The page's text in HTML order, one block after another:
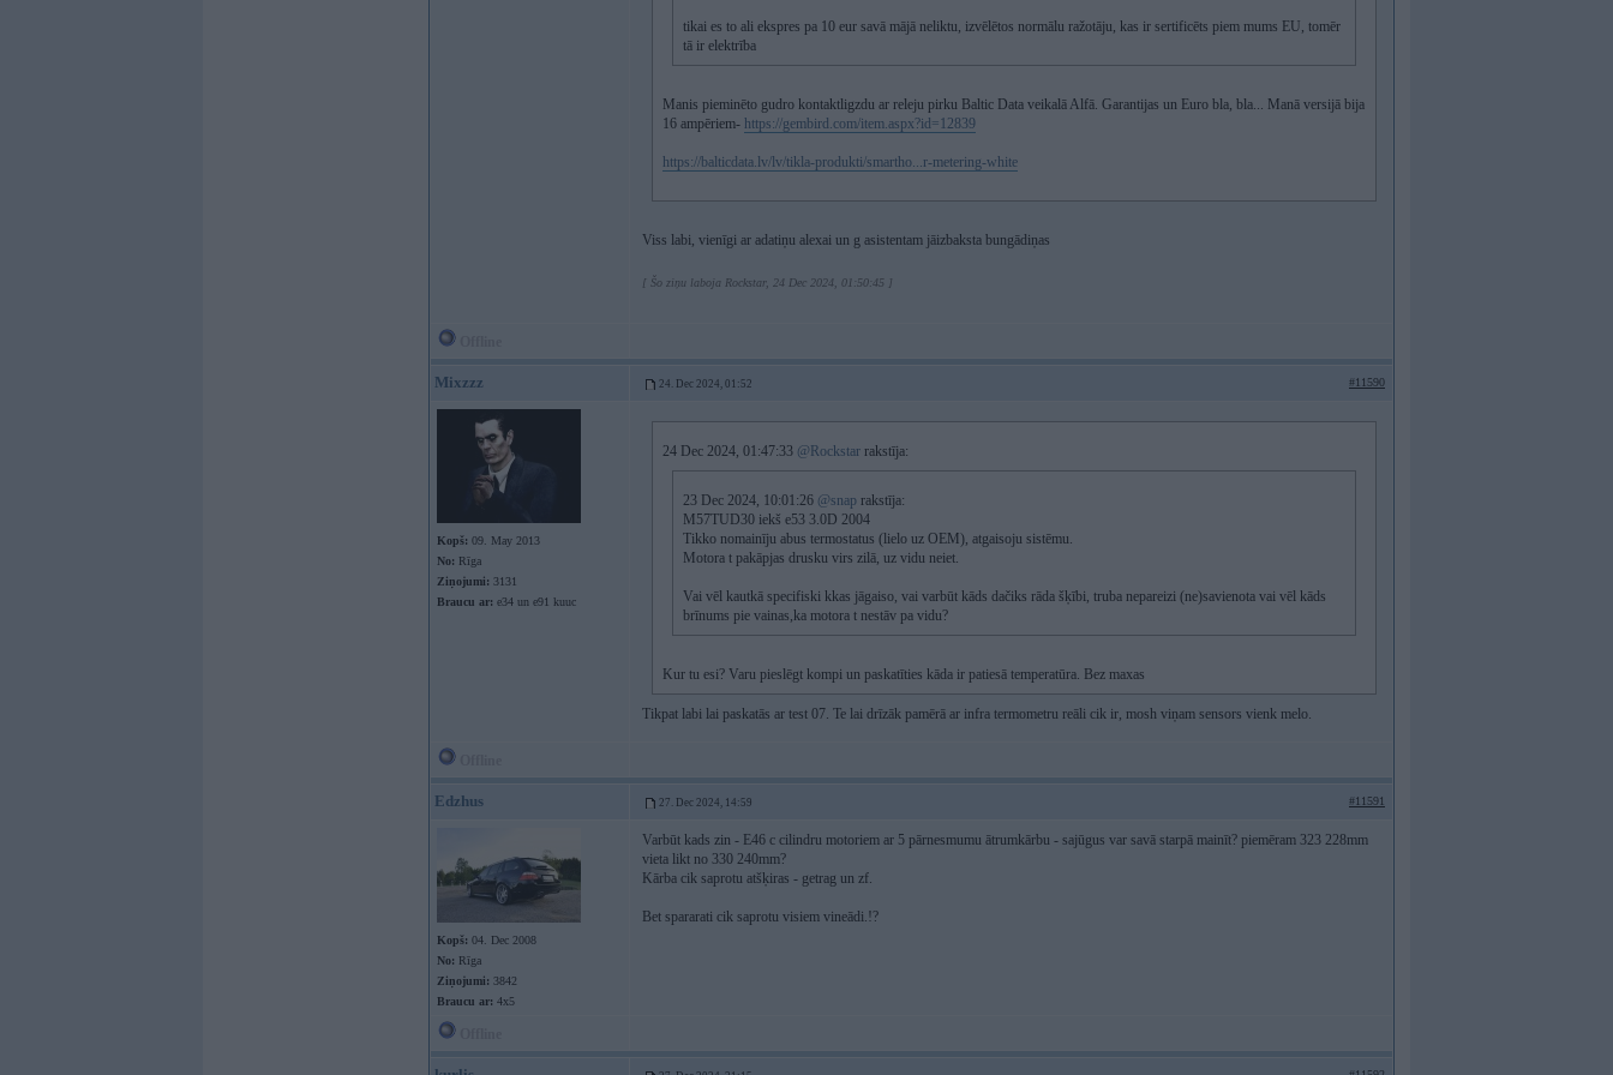
tikai es to ali ekspres pa 10 eur savā mājā neliktu, izvēlētos normālu ražotāju, kas ir sertificēts piem mums EU, tomēr
tā ir elektrība
Manis pieminēto gudro kontaktligzdu ar releju pirku Baltic Data veikalā Alfā. Garantijas un Euro bla, bla... Manā versijā bija
16 ampēriem- https://gembird.com/item.aspx?id=12839
https://balticdata.lv/lv/tikla-produkti/smartho...r-metering-white
Viss labi, vienīgi ar adatiņu alexai un g asistentam jāizbaksta bungādiņas
[ Šo ziņu laboja Rockstar, 24 Dec 2024, 01:50:45 ]
Mixzzz 24. Dec 2024, 01:52 #11590
Kopš: 09. May 2013
No: Rīga
Ziņojumi: 3131
Braucu ar: e34 un e91 kuuc
24 Dec 2024, 01:47:33 @Rockstar rakstīja:
23 Dec 2024, 10:01:26 @snap rakstīja:
M57TUD30 iekš e53 3.0D 2004
Tikko nomainīju abus termostatus (lielo uz OEM), atgaisoju sistēmu.
Motora t pakāpjas drusku virs zilā, uz vidu neiet.
Vai vēl kautkā specifiski kkas jāgaiso, vai varbūt kāds dačiks rāda šķībi, truba nepareizi (ne)savienota vai vēl kāds
brīnums pie vainas,ka motora t nestāv pa vidu?
Kur tu esi? Varu pieslēgt kompi un paskatīties kāda ir patiesā temperatūra. Bez maxas
Tikpat labi lai paskatās ar test 07. Te lai drīzāk pamērā ar infra termometru reāli cik ir, mosh viņam sensors vienk melo.
Edzhus 27. Dec 2024, 14:59 #11591
Kopš: 04. Dec 2008
No: Rīga
Ziņojumi: 3842
Braucu ar: 4x5
Varbūt kads zin - E46 c cilindru motoriem ar 5 pārnesmumu ātrumkārbu - sajūgus var savā starpā mainīt? piemēram 323 228mm
vieta likt no 330 240mm?
Kārba cik saprotu atšķiras - getrag un zf.
Bet spararati cik saprotu visiem vineādi.!?